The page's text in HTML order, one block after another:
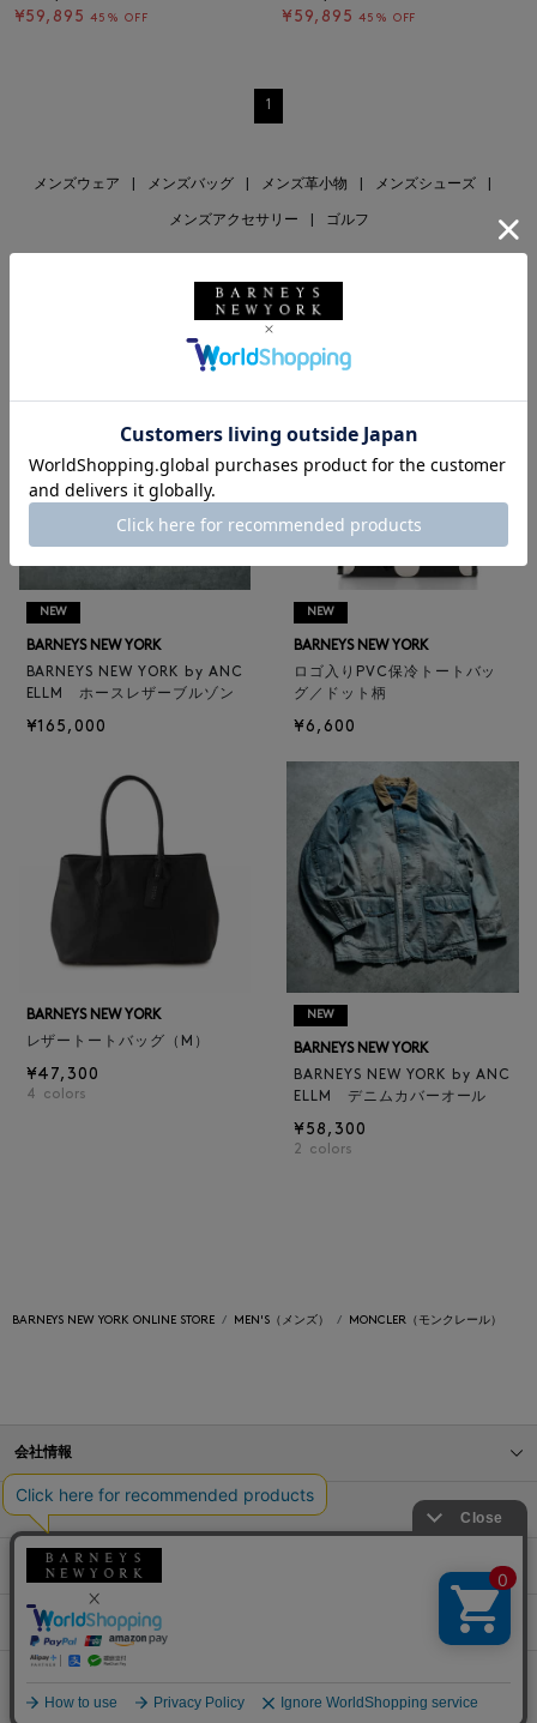
¥59,895 45% OFF
¥59,895 45% OFF
1
メンズウェア メンズバッグ メンズ革小物 メンズシューズ
メンズアクセサリー ゴルフ
RECOMMEND
NEW
BARNEYS NEW YORK
BARNEYS NEW YORK by ANC
ELLM ホースレザーブルゾン
¥165,000
NEW
BARNEYS NEW YORK
ロゴ入りPVC保冷トートバッ
グ／ドット柄
¥6,600
BARNEYS NEW YORK
レザートートバッグ（M）
¥47,300
4 colors
NEW
BARNEYS NEW YORK
BARNEYS NEW YORK by ANC
ELLM デニムカバーオール
¥58,300
2 colors
BARNEYS NEW YORK ONLINE STORE MEN'S（メンズ） MONCLER（モンクレール）
会社情報
オンラインストアショッピングガイド
店舗情報
サービス